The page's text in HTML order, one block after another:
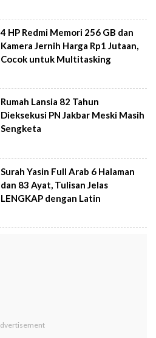
4 HP Redmi Memori 256 GB dan
Kamera Jernih Harga Rp1 Jutaan,
Cocok untuk Multitasking
Rumah Lansia 82 Tahun
Dieksekusi PN Jakbar Meski Masih
Sengketa
Surah Yasin Full Arab 6 Halaman
dan 83 Ayat, Tulisan Jelas
LENGKAP dengan Latin